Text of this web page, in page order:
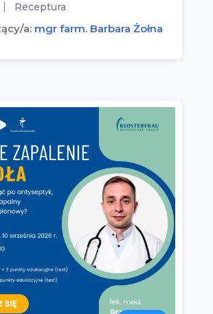
Receptura
a: mgr farm. Barbara Żołna